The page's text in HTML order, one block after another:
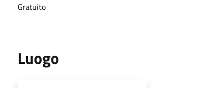
Gratuito
Luogo